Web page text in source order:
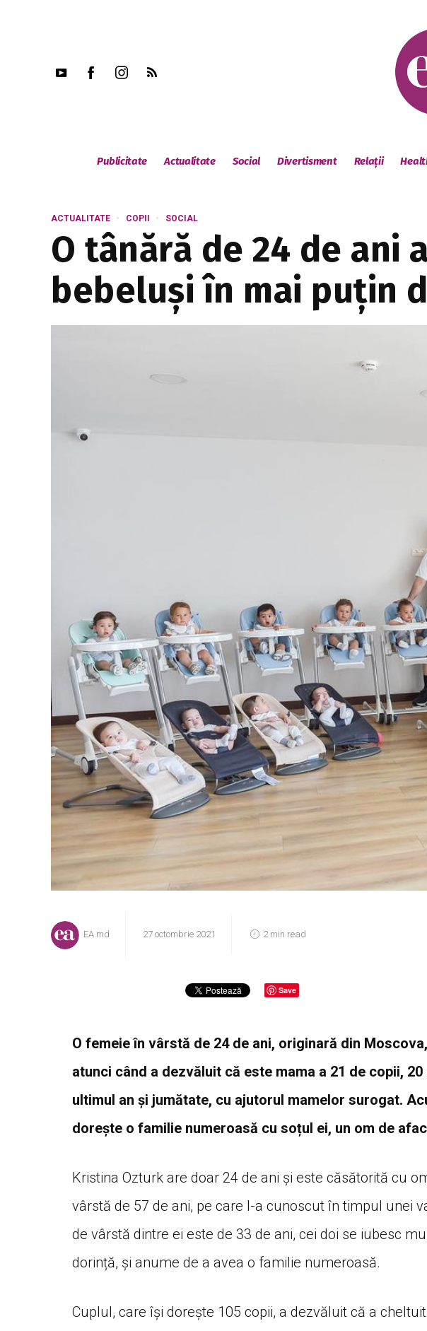
Publicitate Actualitate Social Divertisment Relații
ACTUALITATE COPII SOCIAL
O tânără de 24 de ani
bebeluși în mai puțin
EA.md 27 octombrie 2021 2 min read
Save
O femeie în vârstă de 24 de ani, originară din
atunci când a dezvăluit că este mama a 21 de copii,
ultimul an și jumătate, cu ajutorul mamelor surogat.
dorește o familie numeroasă cu soțul ei, un om de
Kristina Ozturk are doar 24 de ani și este căsătorită cu
vârstă de 57 de ani, pe care l-a cunoscut în timpul unei
de vârstă dintre ei este de 33 de ani, cei doi se iubesc
dorință, și anume de a avea o familie numeroasă.
Cuplul, care își dorește 105 copii, a dezvăluit că a